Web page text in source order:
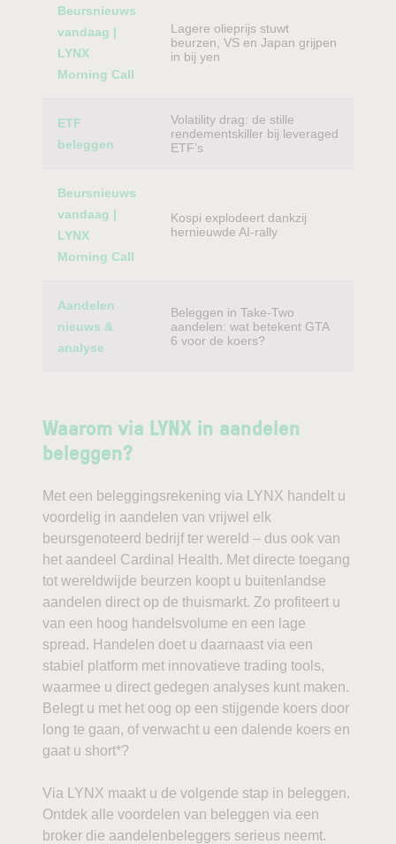
Beursnieuws
vandaag |
LYNX
Morning Call
Lagere olieprijs stuwt
beurzen, VS en Japan grijpen
in bij yen
ETF
beleggen
Volatility drag: de stille
rendementskiller bij leveraged
ETF’s
Beursnieuws
vandaag |
LYNX
Morning Call
Kospi explodeert dankzij
hernieuwde AI-rally
Aandelen
nieuws &
analyse
Beleggen in Take-Two
aandelen: wat betekent GTA
6 voor de koers?
Waarom via LYNX in aandelen
beleggen?
Met een beleggingsrekening via LYNX handelt u
voordelig in aandelen van vrijwel elk
beursgenoteerd bedrijf ter wereld – dus ook van
het aandeel Cardinal Health. Met directe toegang
tot wereldwijde beurzen koopt u buitenlandse
aandelen direct op de thuismarkt. Zo profiteert u
van een hoog handelsvolume en een lage
spread. Handelen doet u daarnaast via een
stabiel platform met innovatieve trading tools,
waarmee u direct gedegen analyses kunt maken.
Belegt u met het oog op een stijgende koers door
long te gaan, of verwacht u een dalende koers en
gaat u short*?
Via LYNX maakt u de volgende stap in beleggen.
Ontdek alle voordelen van beleggen via een
broker die aandelenbeleggers serieus neemt.